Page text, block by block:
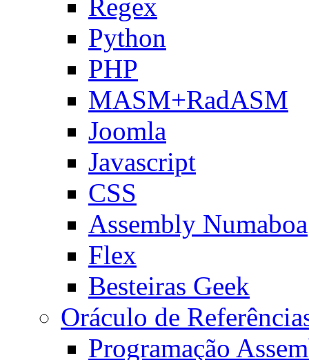
Regex
Python
PHP
MASM+RadASM
Joomla
Javascript
CSS
Assembly Numaboa
Flex
Besteiras Geek
Oráculo de
Programação